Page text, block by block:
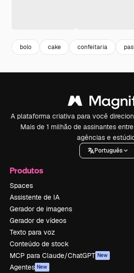
bolo cake confeitaria
A plataforma criativa para você
Mais de 1 milhão de assinantes
agências e
Português
Produtos
Spaces
Assistente de IA
Gerador de imagens
Gerador de vídeos
Texto para voz
Conteúdo de stock
MCP para Claude/ChatGPT New
Agentes New